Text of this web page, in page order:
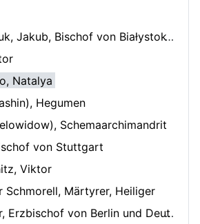
Bischof von Białystok und Gdańsk
Natalya
Hegumen
Schemaarchimandrit
von Stuttgart
Viktor
Schmorell, Märtyrer, Heiliger
von Berlin und Deutschland